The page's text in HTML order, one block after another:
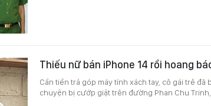
Thiếu nữ bán iPhone 14 rồi hoang
Cần tiền trả góp máy tính xách tay, cô gái trẻ đã
chuyện bị cướp giật trên đường Phan Chu Trinh,